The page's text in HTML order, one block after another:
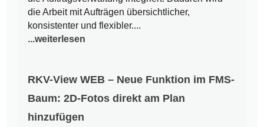
die Arbeit mit Aufträgen übersichtlicher,
konsistenter und flexibler....
...weiterlesen
RKV-View WEB – Neue Funktion im FMS-
Baum: 2D-Fotos direkt am Plan
hinzufügen